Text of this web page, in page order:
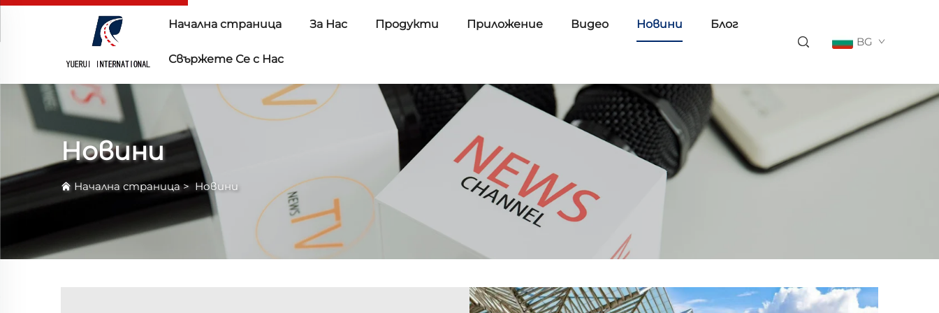
Начална страница За Нас Продукти Приложение Видео Новини Блог
Свържете Се с Нас
BG
Новини
Начална страница> Новини